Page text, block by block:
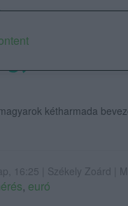
kétharmada
16:25 | Székely Zoárd |
, euró